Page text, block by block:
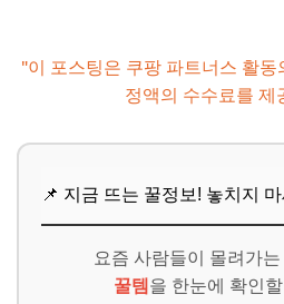
"이 포스팅은 쿠팡 파트너스 활동
정액의 수수료를 제
📌 지금 뜨는 꿀정보! 놓치지
요즘 사람들이 몰려가
꿀템 을 한눈에 확인